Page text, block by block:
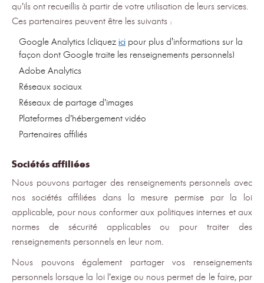
qu’ils ont recueillis à partir de votre utilisation de leurs services.
Ces partenaires peuvent être les suivants :
Google Analytics (cliquez ici pour plus d'informations sur la
façon dont Google traite les renseignements personnels)
Adobe Analytics
Réseaux sociaux
Réseaux de partage d’images
Plateformes d’hébergement vidéo
Partenaires affiliés
Sociétés affiliées
Nous pouvons partager des renseignements personnels avec
nos sociétés affiliées dans la mesure permise par la loi
applicable, pour nous conformer aux politiques internes et aux
normes de sécurité applicables ou pour traiter des
renseignements personnels en leur nom.
Nous pouvons également partager vos renseignements
personnels lorsque la loi l’exige ou nous permet de le faire, par